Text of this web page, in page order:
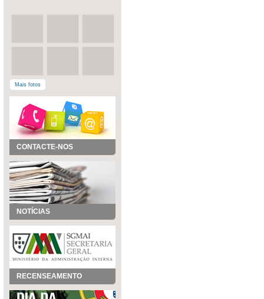
Mais fotos
CONTACTE-NOS
NOTÍCIAS
RECENSEAMENTO